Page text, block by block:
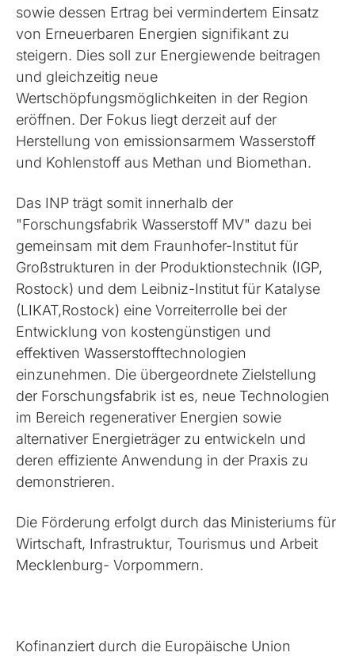
sowie dessen Ertrag bei vermindertem Einsatz
von Erneuerbaren Energien signifikant zu
steigern. Dies soll zur Energiewende beitragen
und gleichzeitig neue
Wertschöpfungsmöglichkeiten in der Region
eröffnen. Der Fokus liegt derzeit auf der
Herstellung von emissionsarmem Wasserstoff
und Kohlenstoff aus Methan und Biomethan.
Das INP trägt somit innerhalb der
"Forschungsfabrik Wasserstoff MV" dazu bei
gemeinsam mit dem Fraunhofer-Institut für
Großstrukturen in der Produktionstechnik (IGP,
Rostock) und dem Leibniz-Institut für Katalyse
(LIKAT,Rostock) eine Vorreiterrolle bei der
Entwicklung von kostengünstigen und
effektiven Wasserstofftechnologien
einzunehmen. Die übergeordnete Zielstellung
der Forschungsfabrik ist es, neue Technologien
im Bereich regenerativer Energien sowie
alternativer Energieträger zu entwickeln und
deren effiziente Anwendung in der Praxis zu
demonstrieren.
Die Förderung erfolgt durch das Ministeriums für
Wirtschaft, Infrastruktur, Tourismus und Arbeit
Mecklenburg- Vorpommern.
Kofinanziert durch die Europäische Union